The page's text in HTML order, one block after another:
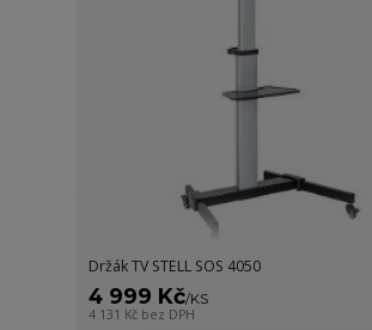
Držák TV STELL SOS 4050
4 999 Kč/KS
4 131 Kč bez DPH